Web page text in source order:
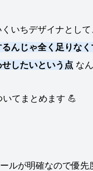
いちデザイナとして
んじゃ全く足りな
したいという点 な
てまとめます 💪
ルが明確なので優先